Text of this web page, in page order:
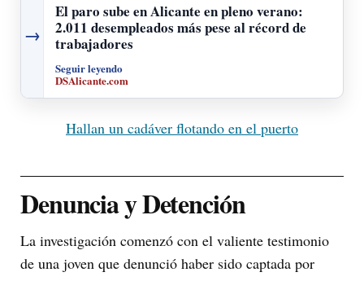
→
El paro sube en Alicante en pleno verano:
2.011 desempleados más pese al récord de
trabajadores
Seguir leyendo
DSAlicante.com
Hallan un cadáver flotando en el puerto
Denuncia y Detención
La investigación comenzó con el valiente testimonio
de una joven que denunció haber sido captada por